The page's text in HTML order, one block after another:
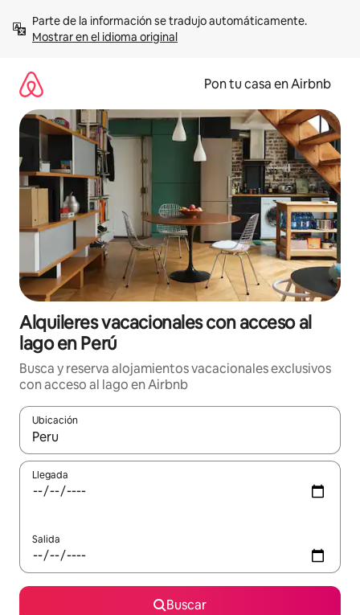
contenidoMostrar en el idioma original
Pon tu casa en Airbnb
Alquileres vacacionales con acceso al
lago en Perú
Busca y reserva alojamientos vacacionales exclusivos
con acceso al lago en Airbnb
Ubicación
Cuando los resultados estén disponibles, navega con las
Llegada
Salida
Buscar